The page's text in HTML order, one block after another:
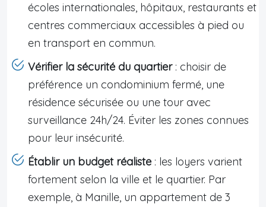
écoles internationales, hôpitaux, restaurants et
centres commerciaux accessibles à pied ou
en transport en commun.
Vérifier la sécurité du quartier: choisir de
préférence un condominium fermé, une
résidence sécurisée ou une tour avec
surveillance 24h/24. Éviter les zones connues
pour leur insécurité.
Établir un budget réaliste : les loyers varient
fortement selon la ville et le quartier. Par
exemple, à Manille, un appartement de 3